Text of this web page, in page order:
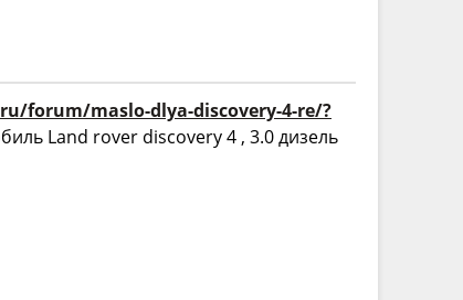
forum/maslo-dlya-discovery-4-re/?
Land rover discovery 4 , 3.0 дизель